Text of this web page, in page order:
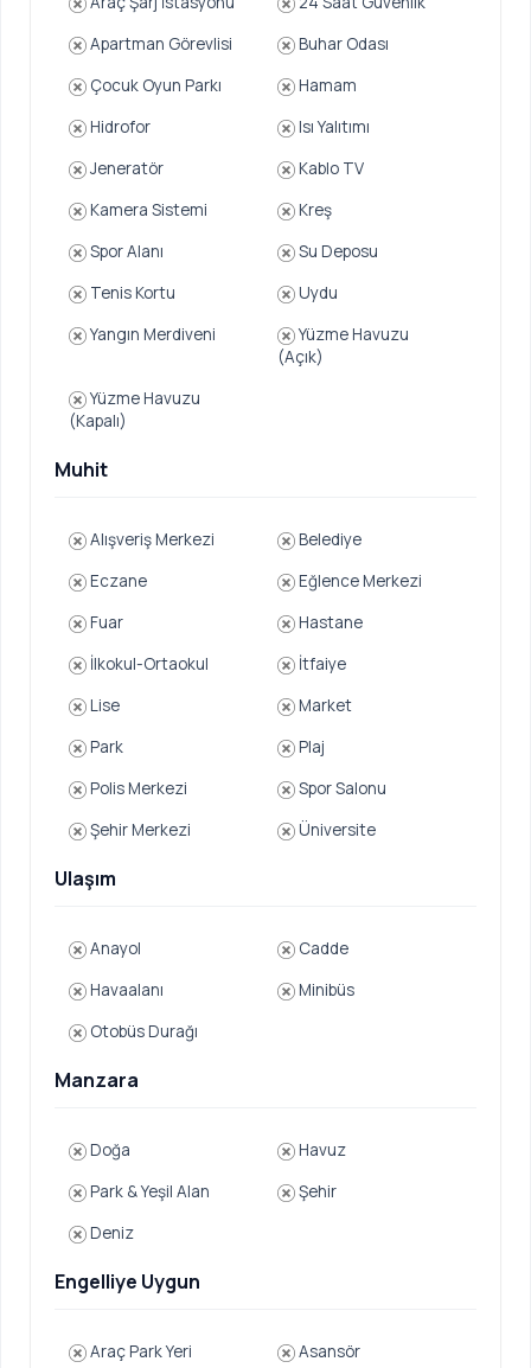
Apartman Görevlisi
Buhar Odası
Çocuk Oyun Parkı
Hamam
Hidrofor
Isı Yalıtımı
Jeneratör
Kablo TV
Kamera Sistemi
Kreş
Spor Alanı
Su Deposu
Tenis Kortu
Uydu
Yangın Merdiveni
Yüzme Havuzu
(Açık)
Yüzme Havuzu
(Kapalı)
Muhit
Alışveriş Merkezi
Belediye
Eczane
Eğlence Merkezi
Fuar
Hastane
İlkokul-Ortaokul
İtfaiye
Lise
Market
Park
Plaj
Polis Merkezi
Spor Salonu
Şehir Merkezi
Üniversite
Ulaşım
Anayol
Cadde
Havaalanı
Minibüs
Otobüs Durağı
Manzara
Doğa
Havuz
Park & Yeşil Alan
Şehir
Deniz
Engelliye Uygun
Araç Park Yeri
Asansör